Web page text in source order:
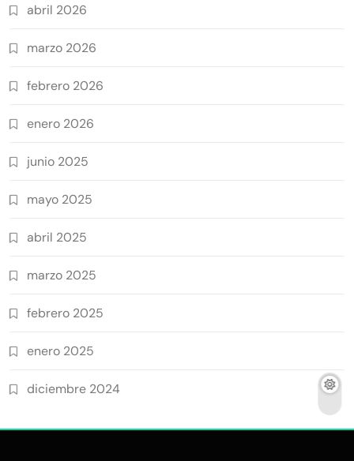
abril 2026
marzo 2026
febrero 2026
enero 2026
junio 2025
mayo 2025
abril 2025
marzo 2025
febrero 2025
enero 2025
diciembre 2024